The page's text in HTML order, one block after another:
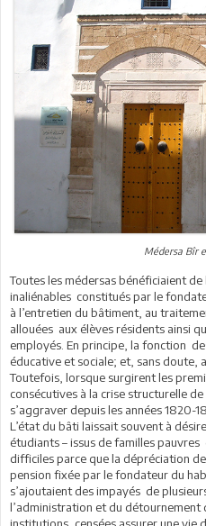
Médersa Bîr
Toutes les médersas bénéficiaient
inaliénables constitués par le
à l’entretien du bâtiment, au
allouées aux élèves résidents ainsi
employés. En principe, la fonction
éducative et sociale; et, sans doute,
Toutefois, lorsque surgirent les
consécutives à la crise structurelle
s’aggraver depuis les années 1820-
L’état du bâti laissait souvent à
étudiants – issus de familles
difficiles parce que la dépréciation
pension fixée par le fondateur du
s’ajoutaient des impayés de
l’administration et du détournement